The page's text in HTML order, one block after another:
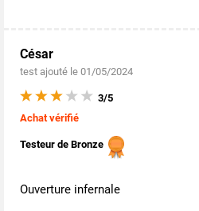
César
test ajouté le 01/05/2024
3/5
Achat vérifié
Testeur de Bronze
Ouverture infernale